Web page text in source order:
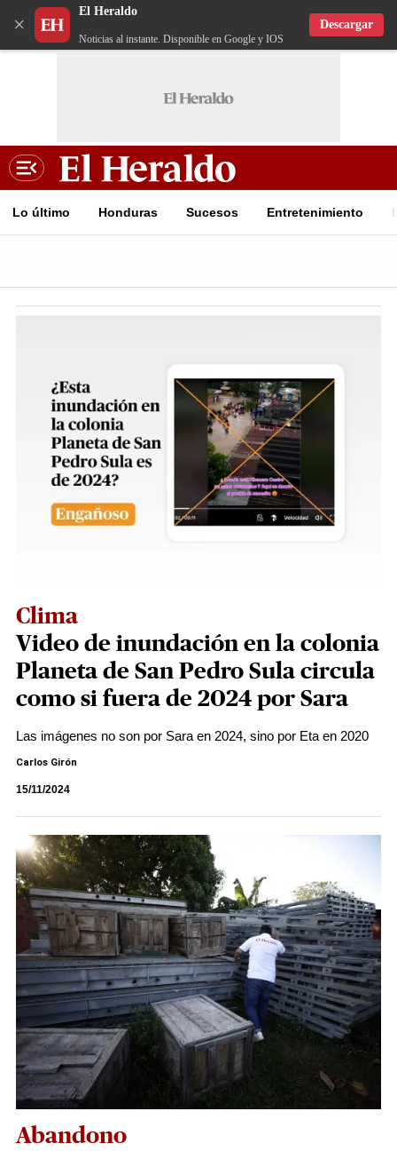
×
El Heraldo
Noticias al instante. Disponible en Google y IOS
Descargar
Lo último Honduras Sucesos Entretenimiento
Clima
Video de inundación en la colonia
Planeta de San Pedro Sula circula
como si fuera de 2024 por Sara
Las imágenes no son por Sara en 2024, sino por Eta en 2020
Carlos Girón
15/11/2024
Abandono